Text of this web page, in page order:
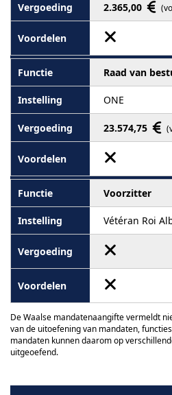
2.365,00
Raad van
ONE
23.574,75
Voorzitter
Vétéran Roi
De Waalse mandatenaangifte vermeldt
van de uitoefening van mandaten,
mandaten kunnen daarom op
uitgeoefend.